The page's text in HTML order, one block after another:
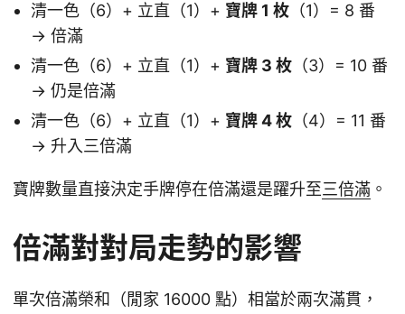
清一色（6）+ 立直（1）+ 寶牌 1 枚 （1）= 8 番
→ 倍滿
清一色（6）+ 立直（1）+ 寶牌 3 枚 （3）= 10 番
→ 仍是倍滿
清一色（6）+ 立直（1）+ 寶牌 4 枚 （4）= 11 番
→ 升入三倍滿
寶牌數量直接決定手牌停在倍滿還是躍升至三倍滿 。
倍滿對對局走勢的影響
單次倍滿榮和（閒家 16000 點）相當於兩次滿貫，